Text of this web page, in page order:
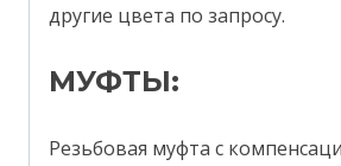
другие цвета по запросу.
МУФТЫ:
Резьбовая муфта с